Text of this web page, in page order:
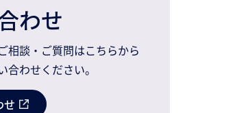
わせ
相談・ご質問はこちらから
合わせください。
せ